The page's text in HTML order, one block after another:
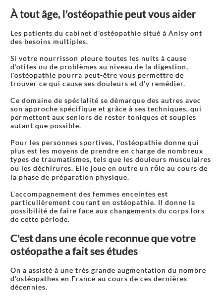
À tout âge, l'ostéopathie peut vous aider
Les patients du cabinet d'ostéopathie situé à Anisy ont
des besoins multiples.
Si votre nourrisson pleure toutes les nuits à cause
d'otites ou de problèmes au niveau de la digestion,
l'ostéopathie pourra peut-être vous permettre de
trouver ce qui cause ses douleurs et d'y remédier.
Ce domaine de spécialité se démarque des autres avec
son approche spécifique et grâce à ses techniques, qui
permettent aux seniors de rester toniques et souples
autant que possible.
Pour les personnes sportives, l'ostéopathie donne qui
plus est les moyens de prendre en charge de nombreux
types de traumatismes, tels que les douleurs musculaires
ou les déchirures. Elle joue en outre un rôle au cours de
la phase de préparation physique.
L'accompagnement des femmes enceintes est
particulièrement courant en ostéopathie. Il donne la
possibilité de faire face aux changements du corps lors
de cette période.
C'est dans une école reconnue que votre
ostéopathe a fait ses études
On a assisté à une très grande augmentation du nombre
d'ostéopathes en France au cours de ces dernières
décennies.